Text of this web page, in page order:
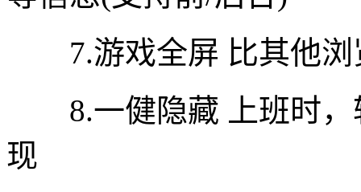
7.游戏全屏 比其他浏
8.一健隐藏 上班时，
现